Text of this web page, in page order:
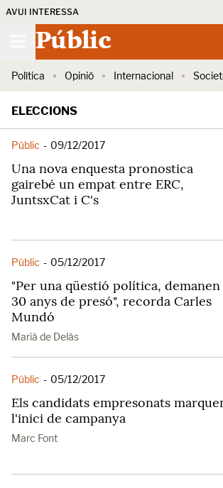
AVUI INTERESSA
Públic
Política Opinió Internacional
ELECCIONS
Públic - 09/12/2017
Una nova enquesta pronostica
gairebé un empat entre ERC,
JuntsxCat i C's
Públic - 05/12/2017
"Per una qüestió política, demanen
30 anys de presó", recorda Carles
Mundó
Marià de Delàs
Públic - 05/12/2017
Els candidats empresonats
l'inici de campanya
Marc Font